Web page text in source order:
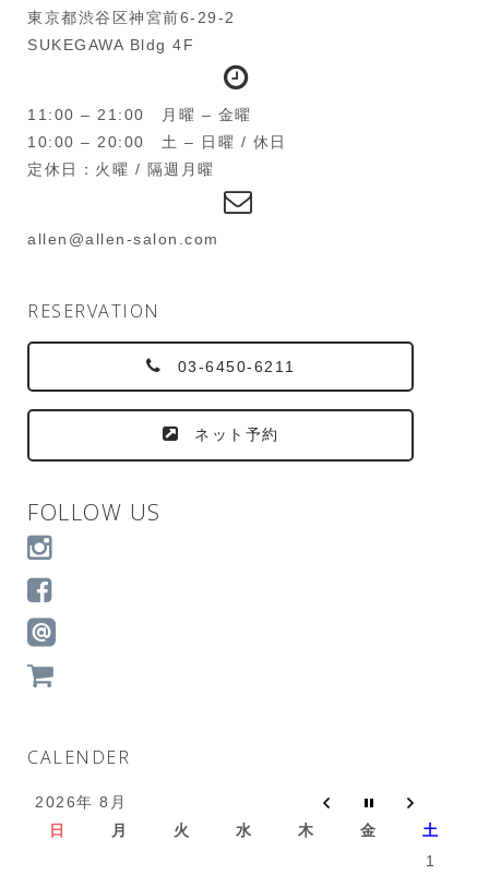
東京都渋谷区神宮前6-29-2
SUKEGAWA Bldg 4F
11:00 – 21:00 月曜 – 金曜
10:00 – 20:00 土 – 日曜 / 休日
定休日：火曜 / 隔週月曜
allen@allen-salon.com
RESERVATION
03-6450-6211
ネット予約
FOLLOW US
CALENDER
2026年 8月
日
月 火 水 木 金
土
1